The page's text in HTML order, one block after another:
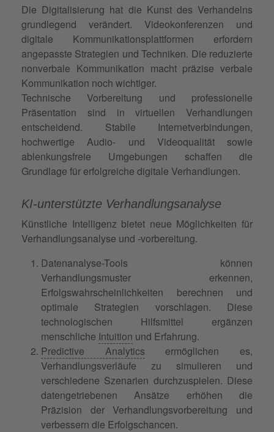
Die Digitalisierung hat die Kunst des Verhandelns
grundlegend verändert. Videokonferenzen und
digitale Kommunikationsplattformen erfordern
angepasste Strategien und Techniken. Die reduzierte
nonverbale Kommunikation macht präzise verbale
Kommunikation noch wichtiger.
Technische Vorbereitung und professionelle
Präsentation sind in virtuellen Verhandlungen
entscheidend. Stabile Internetverbindungen,
hochwertige Audio- und Videoqualität sowie
ablenkungsfreie Umgebungen schaffen die
Grundlage für erfolgreiche digitale Verhandlungen.
KI-unterstützte Verhandlungsanalyse
Künstliche Intelligenz bietet neue Möglichkeiten für
Verhandlungsanalyse und -vorbereitung.
Datenanalyse-Tools können
Verhandlungsmuster erkennen,
Erfolgswahrscheinlichkeiten berechnen und
optimale Strategien vorschlagen. Diese
technologischen Hilfsmittel ergänzen
menschliche Intuition und Erfahrung.
Predictive Analytics ermöglichen es,
Verhandlungsverläufe zu simulieren und
verschiedene Szenarien durchzuspielen. Diese
datengetriebenen Ansätze erhöhen die
Präzision der Verhandlungsvorbereitung und
verbessern die Erfolgschancen.